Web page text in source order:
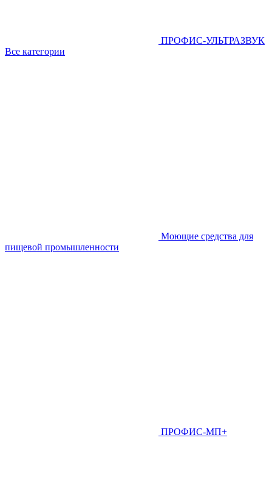
ПРОФИС-УЛЬТРАЗВУК
Все категории
Моющие средства для
пищевой промышленности
ПРОФИС-МП+